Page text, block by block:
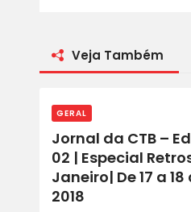
Veja Também
GERAL
Jornal da CTB –
02 | Especial
Janeiro| De 17 a
2018